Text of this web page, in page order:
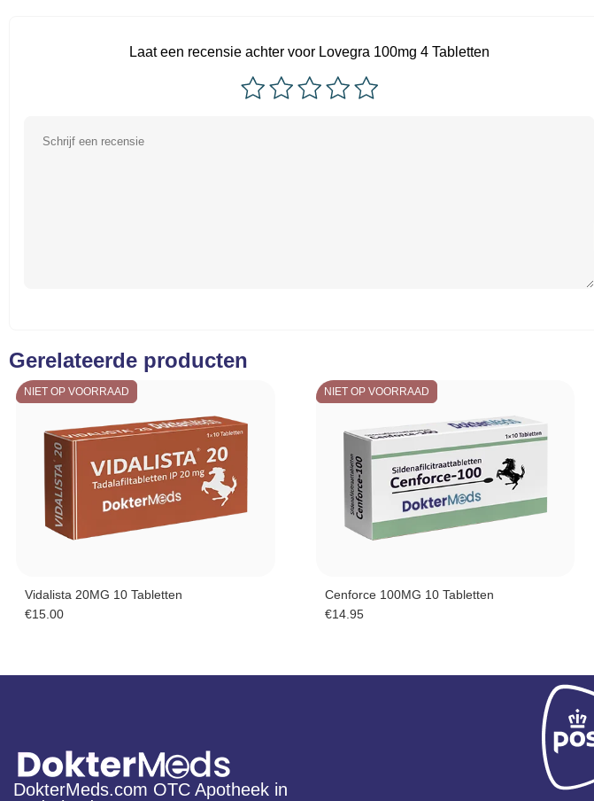
Laat een recensie achter voor Lovegra 100mg 4 Tabletten
Gerelateerde producten
NIET OP VOORRAAD
Vidalista 20MG 10 Tabletten
€15.00
NIET OP VOORRAAD
Cenforce 100MG 10 Tabletten
€14.95
DokterMeds.com OTC Apotheek in